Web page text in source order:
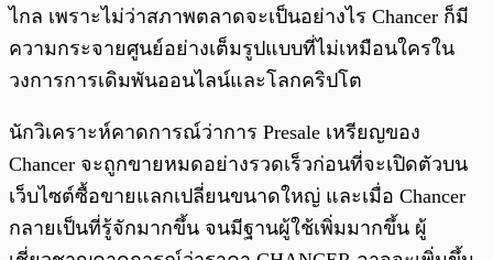
ไกล เพราะไม่ว่าสภาพตลาดจะเป็นอย่างไร Chancer ก็มี
ความกระจายศูนย์อย่างเต็มรูปแบบที่ไม่เหมือนใครใน
วงการการเดิมพันออนไลน์และโลกคริปโต
นักวิเคราะห์คาดการณ์ว่าการ Presale เหรียญของ
Chancer จะถูกขายหมดอย่างรวดเร็วก่อนที่จะเปิดตัวบน
เว็บไซต์ซื้อขายแลกเปลี่ยนขนาดใหญ่ และเมื่อ Chancer
กลายเป็นที่รู้จักมากขึ้น จนมีฐานผู้ใช้เพิ่มมากขึ้น ผู้